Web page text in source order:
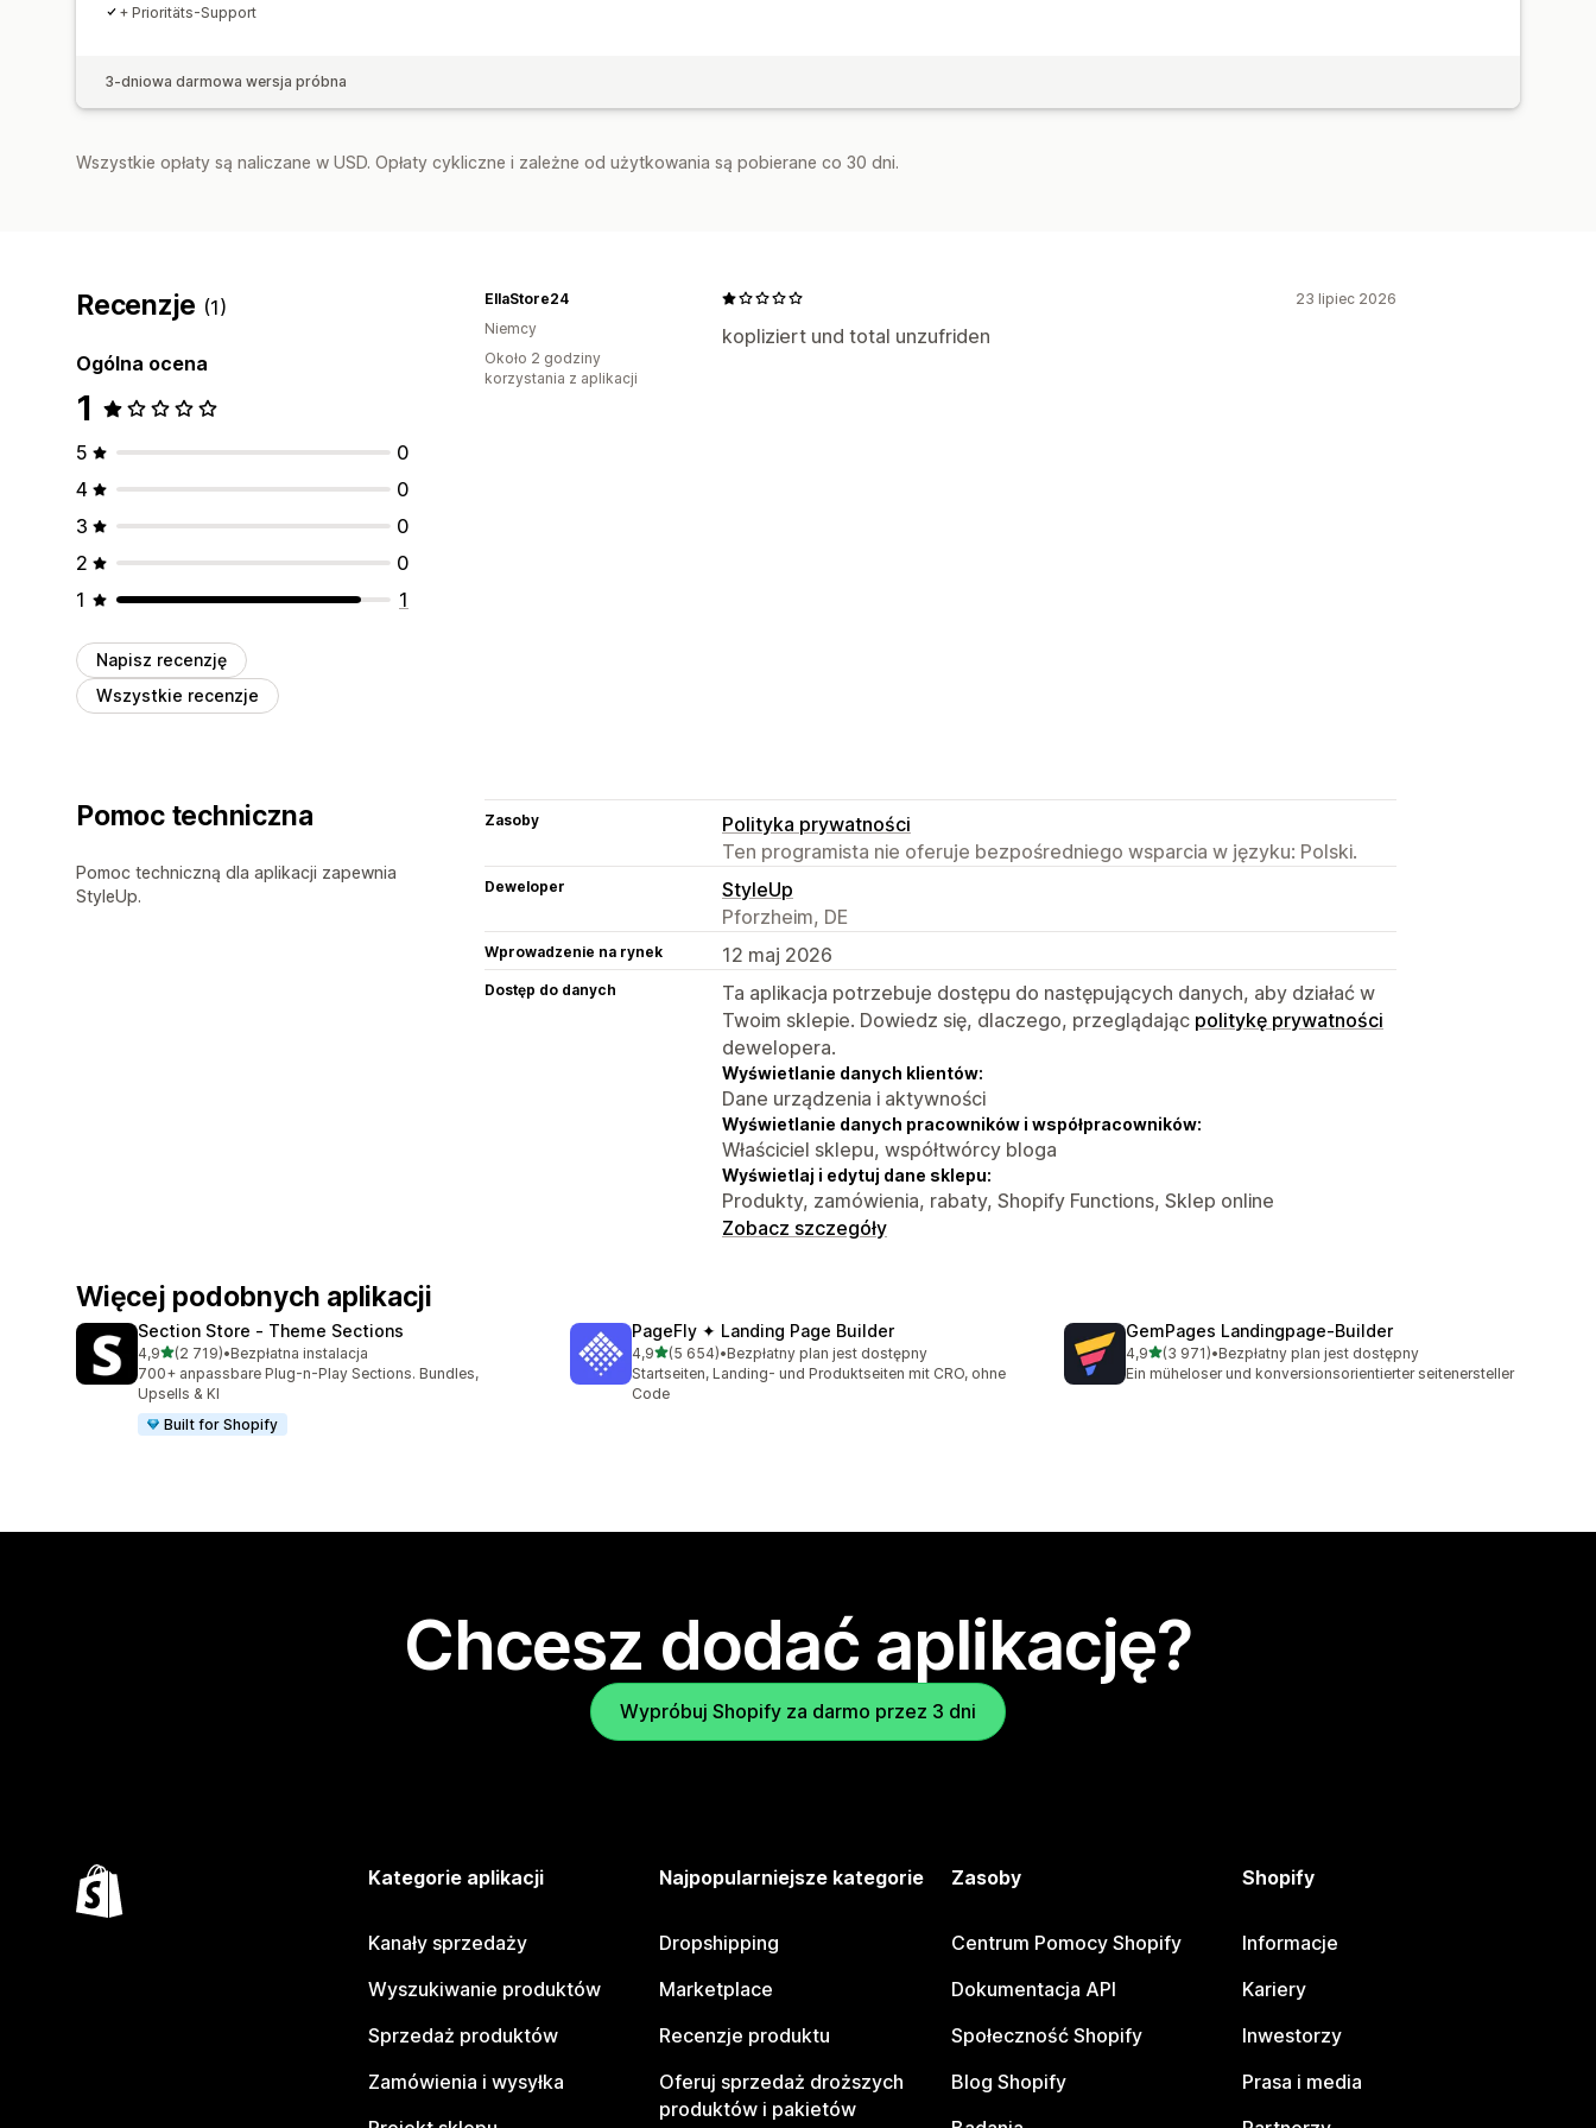
+ Prioritäts-Support
3-dniowa darmowa wersja próbna
Wszystkie opłaty są naliczane w USD. Opłaty cykliczne i zależne od użytkowania są pobierane co 30 dni.
Recenzje (1)
Ogólna ocena
1
5
0
4
0
3
0
2
0
1
1
Napisz recenzję
Wszystkie recenzje
23 lipiec 2026
kopliziert und total unzufriden
EllaStore24
Niemcy
Około 2 godziny
korzystania z aplikacji
Pomoc techniczna
Pomoc techniczną dla aplikacji zapewnia
StyleUp.
Zasoby
Polityka prywatności
Ten programista nie oferuje bezpośredniego wsparcia w języku: Polski.
Deweloper
StyleUp
Pforzheim, DE
Wprowadzenie na rynek 12 maj 2026
Dostęp do danych
Ta aplikacja potrzebuje dostępu do następujących danych, aby działać w
Twoim sklepie. Dowiedz się, dlaczego, przeglądając politykę prywatności
dewelopera.
Wyświetlanie danych klientów:
Dane urządzenia i aktywności
Wyświetlanie danych pracowników i współpracowników:
Właściciel sklepu, współtwórcy bloga
Wyświetlaj i edytuj dane sklepu:
Produkty, zamówienia, rabaty, Shopify Functions, Sklep online
Zobacz szczegóły
Więcej podobnych aplikacji
Section Store ‑ Theme Sections
4,9na 5 gwiazdek
(2 719)
Łączna liczba recenzji: 2719
•Bezpłatna instalacja
700+ anpassbare Plug-n-Play Sections. Bundles,
Upsells & KI
Built for Shopify
PageFly ✦ Landing Page Builder
4,9na 5 gwiazdek
(5 654)
Łączna liczba recenzji: 5654
•Bezpłatny plan jest dostępny
Startseiten, Landing- und Produktseiten mit CRO, ohne
Code
GemPages Landingpage‑Builder
4,9na 5 gwiazdek
(3 971)
Łączna liczba recenzji: 3971
•Bezpłatny plan jest dostępny
Ein müheloser und konversionsorientierter seitenersteller
Chcesz dodać aplikację?
Wypróbuj Shopify za darmo przez 3 dni
Kategorie aplikacji
Kanały sprzedaży
Wyszukiwanie produktów
Sprzedaż produktów
Zamówienia i wysyłka
Najpopularniejsze kategorie
Dropshipping
Marketplace
Recenzje produktu
Oferuj sprzedaż droższych
produktów i pakietów
Zasoby
Centrum Pomocy Shopify
Dokumentacja API
Społeczność Shopify
Blog Shopify
Shopify
Informacje
Kariery
Inwestorzy
Prasa i media